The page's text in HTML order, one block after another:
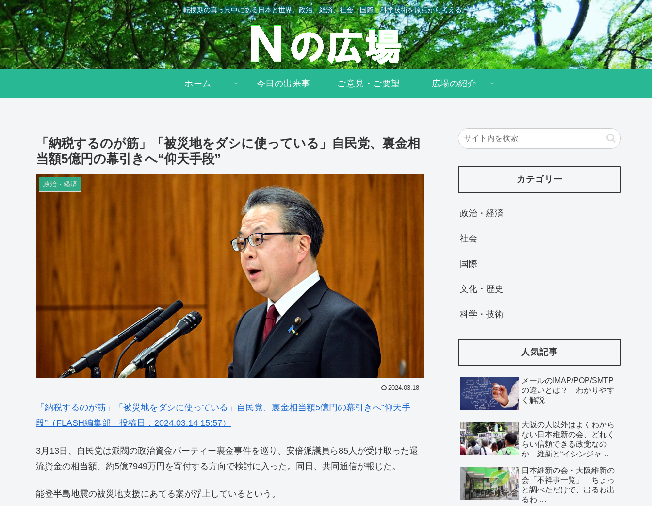
転換期の真っ只中にある日本と世界。政治、経済、社会、国際、科学技術を原点から考える。
ホーム 今日の出来事 ご意見・ご要望 広場の紹介
「納税するのが筋」「被災地をダシに使っている」自民党、裏金相
当額5億円の幕引きへ“仰天手段”
政治・経済
2024.03.18
「納税するのが筋」「被災地をダシに使っている」自民党、裏金相当額5億円の幕引きへ“仰天手
段”（FLASH編集部 投稿日：2024.03.14 15:57）
3月13日、自民党は派閥の政治資金パーティー裏金事件を巡り、安倍派議員ら85人が受け取った還
流資金の相当額、約5億7949万円を寄付する方向で検討に入った。同日、共同通信が報じた。
能登半島地震の被災地支援にあてる案が浮上しているという。
カテゴリー
政治・経済
社会
国際
文化・歴史
科学・技術
人気記事
メールのIMAP/POP/SMTP
の違いとは？ わかりやす
く解説
大阪の人以外はよくわから
ない日本維新の会、どれく
らい信頼できる政党なの
か 維新と“イシンジャ
る、大阪で起きていること
日本維新の会・大阪維新の
会「不祥事一覧」 ちょっ
と調べただけで、出るわ出
るわ …